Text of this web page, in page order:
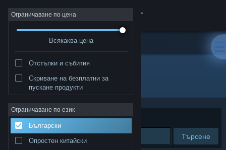
Вписване
Относно
Поддръжка
Ограничаване по цена
Всякаква цена
Отстъпки и събития
Скриване на безплатни за
пускане продукти
Ограничаване по език
Български
Опростен китайски
Издател: Davy Depuydt
Сортиране по Съответстване
Търсене